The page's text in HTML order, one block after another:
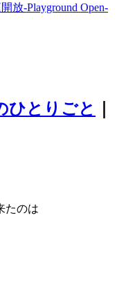
放-Playground Open-
ひとりごと
たのは